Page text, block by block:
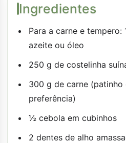
Ingredientes
Para a carne e tempero:
azeite ou óleo
250 g de costelinha
300 g de carne (patinho
preferência)
½ cebola em cubinhos
2 dentes de alho